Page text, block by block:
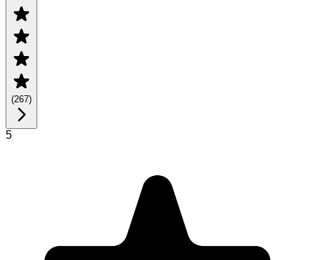
(267)
5